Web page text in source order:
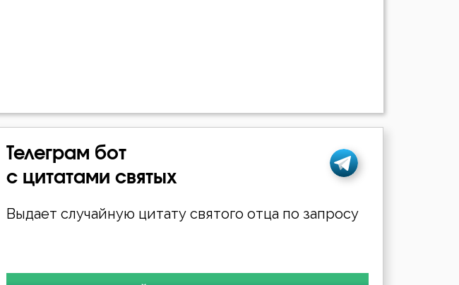
Телеграм бот
с цитатами святых
Выдает случайную цитату святого отца по запросу